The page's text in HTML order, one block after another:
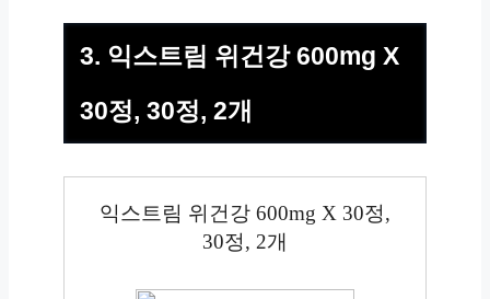
3. 익스트림 위건강 600mg X
30정, 30정, 2개
익스트림 위건강 600mg X 30정,
30정, 2개